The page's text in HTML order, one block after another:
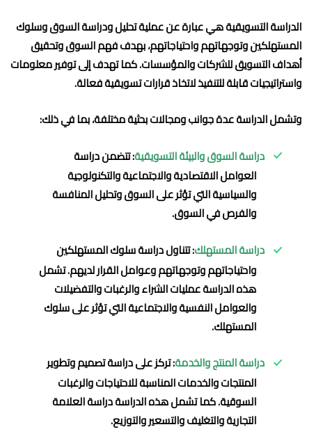
الدراسة التسويقية هي عبارة عن عملية تحليل ودراسة السوق وسلوك
المستهلكين وتوجهاتهم واحتياجاتهم، بهدف فهم السوق وتحقيق
أهداف التسويق للشركات والمؤسسات. كما تهدف إلى توفير معلومات
واستراتيجيات قابلة للتنفيذ لاتخاذ قرارات تسويقية فعالة.
وتشمل الدراسة عدة جوانب ومجالات بحثية مختلفة، بما في ذلك:
دراسة السوق والبيئة التسويقية: تتضمن دراسة
العوامل الاقتصادية والاجتماعية والتكنولوجية
والسياسية التي تؤثر على السوق وتحليل المنافسة
والفرص في السوق.
دراسة المستهلك: تتناول دراسة سلوك المستهلكين
واحتياجاتهم وتوجهاتهم وعوامل القرار لديهم. تشمل
هذه الدراسة عمليات الشراء والرغبات والتفضيلات
والعوامل النفسية والاجتماعية التي تؤثر على سلوك
المستهلك.
دراسة المنتج والخدمة: تركز على دراسة تصميم وتطوير
المنتجات والخدمات المناسبة للاحتياجات والرغبات
السوقية. كما تشمل هذه الدراسة دراسة العلامة
التجارية والتغليف والتسعير والتوزيع.